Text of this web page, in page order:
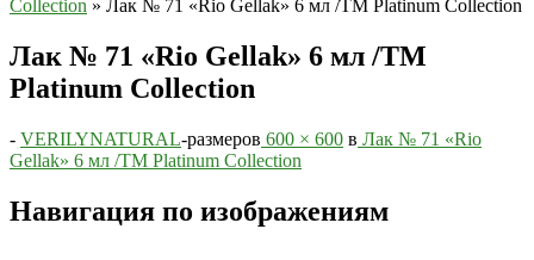
Collection » Лак № 71 «Rio Gellak» 6 мл /ТМ Platinum Collection
Лак № 71 «Rio Gellak» 6 мл /ТМ
Platinum Collection
- VERILYNATURAL-размеров 600 × 600 в Лак № 71 «Rio
Gellak» 6 мл /ТМ Platinum Collection
Навигация по изображениям